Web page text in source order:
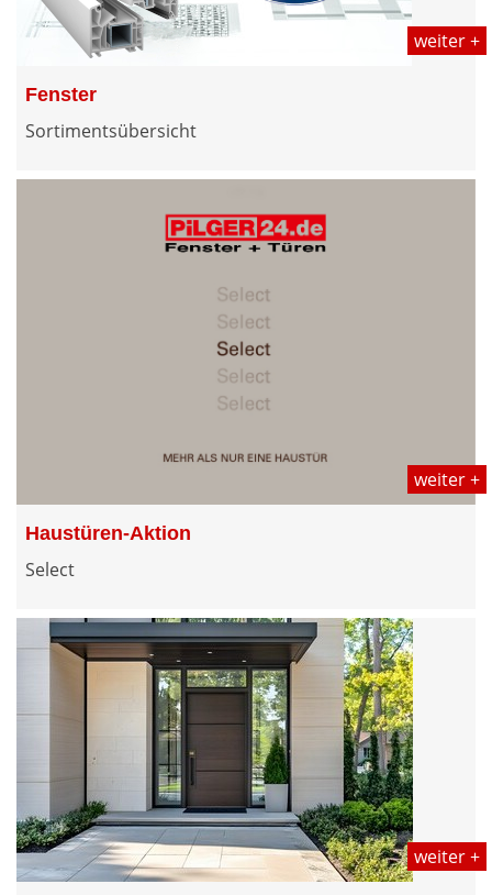
weiter +
Fenster
Sortimentsübersicht
weiter +
Haustüren-Aktion
Select
weiter +